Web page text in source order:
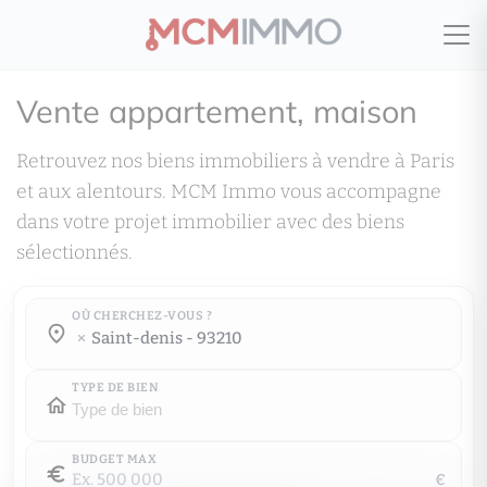
Vente appartement, maison
Retrouvez nos biens immobiliers à vendre à Paris
et aux alentours. MCM Immo vous accompagne
dans votre projet immobilier avec des biens
sélectionnés.
OÙ CHERCHEZ-VOUS ?
Où cherchez-vous ?
saint-denis - 93210
Où cherchez-vous ?
TYPE DE BIEN
BUDGET MAX
€